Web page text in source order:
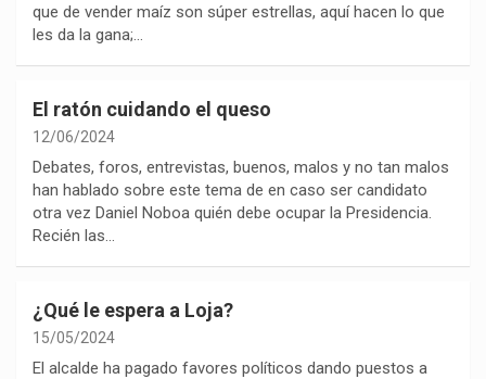
que de vender maíz son súper estrellas, aquí hacen lo que
les da la gana;…
El ratón cuidando el queso
12/06/2024
Debates, foros, entrevistas, buenos, malos y no tan malos
han hablado sobre este tema de en caso ser candidato
otra vez Daniel Noboa quién debe ocupar la Presidencia.
Recién las…
¿Qué le espera a Loja?
15/05/2024
El alcalde ha pagado favores políticos dando puestos a